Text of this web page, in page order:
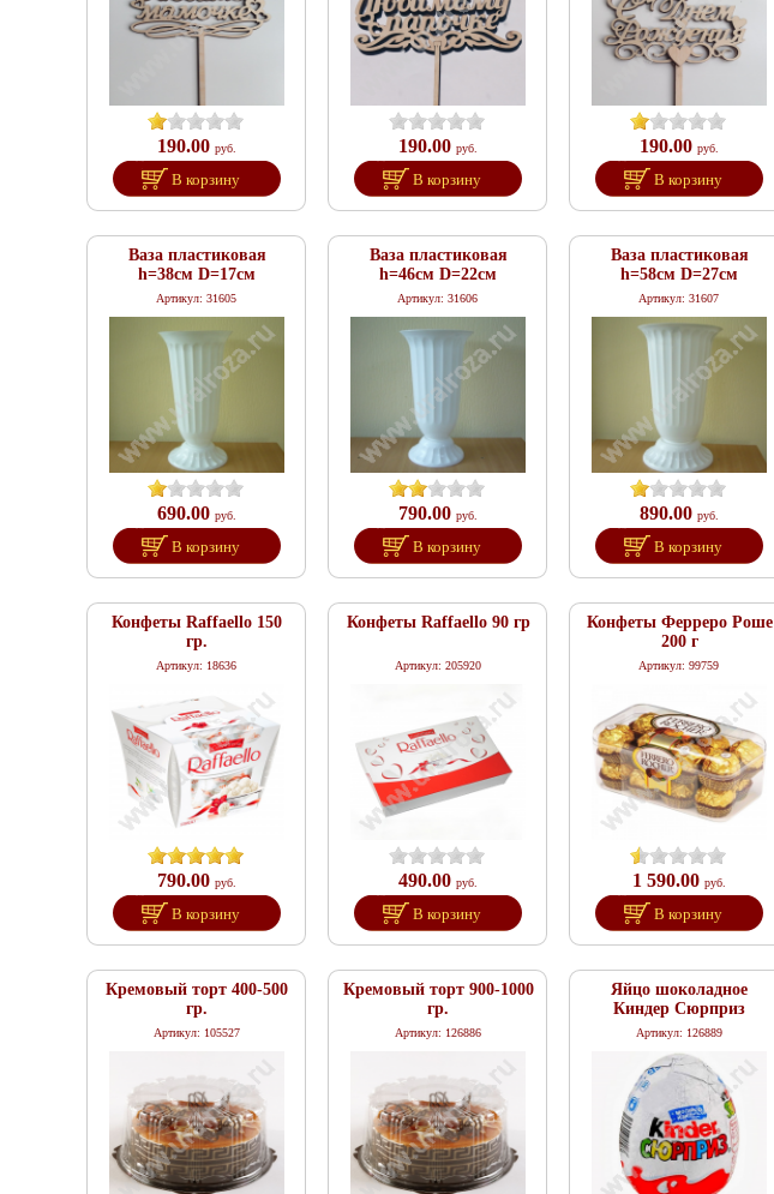
190.00 руб.
В корзину
190.00 руб.
В корзину
190.00 руб.
В корзину
Ваза пластиковая
h=38см D=17см
Артикул: 31605
690.00 руб.
В корзину
Ваза пластиковая
h=46см D=22см
Артикул: 31606
790.00 руб.
В корзину
Ваза пластиковая
h=58см D=27см
Артикул: 31607
890.00 руб.
В корзину
Конфеты Raffaello 150
гр.
Артикул: 18636
790.00 руб.
В корзину
Конфеты Raffaello 90 гр
Артикул: 205920
490.00 руб.
В корзину
Конфеты Ферреро Роше
200 г
Артикул: 99759
1 590.00 руб.
В корзину
Кремовый торт 400-500
гр.
Артикул: 105527
Кремовый торт 900-1000
гр.
Артикул: 126886
Яйцо шоколадное
Киндер Сюрприз
Артикул: 126889